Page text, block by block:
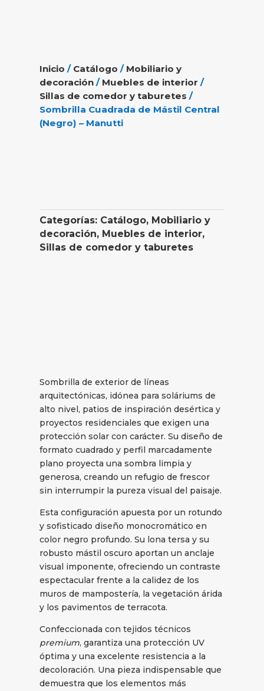
Inicio / Catálogo / Mobiliario y
decoración / Muebles de interior /
Sillas de comedor y taburetes /
Sombrilla Cuadrada de Mástil Central
(Negro) – Manutti
Categorías: Catálogo, Mobiliario y
decoración, Muebles de interior,
Sillas de comedor y taburetes
Sombrilla de exterior de líneas
arquitectónicas, idónea para soláriums de
alto nivel, patios de inspiración desértica y
proyectos residenciales que exigen una
protección solar con carácter. Su diseño de
formato cuadrado y perfil marcadamente
plano proyecta una sombra limpia y
generosa, creando un refugio de frescor
sin interrumpir la pureza visual del paisaje.
Esta configuración apuesta por un rotundo
y sofisticado diseño monocromático en
color negro profundo. Su lona tersa y su
robusto mástil oscuro aportan un anclaje
visual imponente, ofreciendo un contraste
espectacular frente a la calidez de los
muros de mampostería, la vegetación árida
y los pavimentos de terracota.
Confeccionada con tejidos técnicos
premium, garantiza una protección UV
óptima y una excelente resistencia a la
decoloración. Una pieza indispensable que
demuestra que los elementos más